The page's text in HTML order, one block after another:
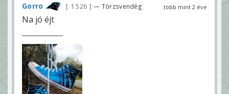
több mint 2 éve
Gorro 1 526 — Törzsvendég
Na jó éjt